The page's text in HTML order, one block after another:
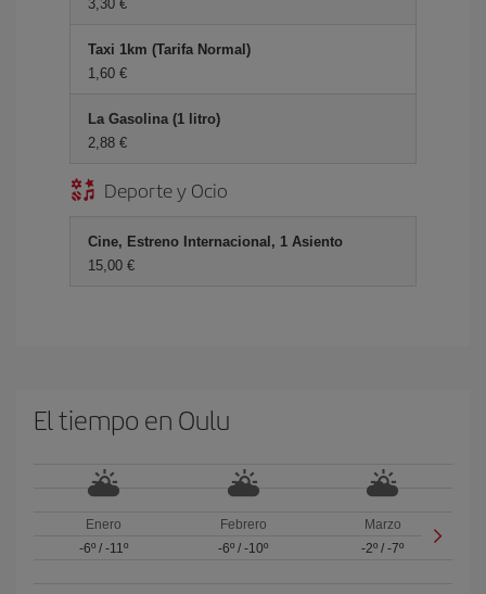
3,30
Taxi 1km (Tarifa Normal)
1,60
La Gasolina (1 litro)
2,88
Deporte y Ocio
Cine, Estreno Internacional, 1 Asiento
15,00
El tiempo en Oulu
Enero
-6º/ -11º
Febrero
-6º / -10º
Marzo
-2º /-7º